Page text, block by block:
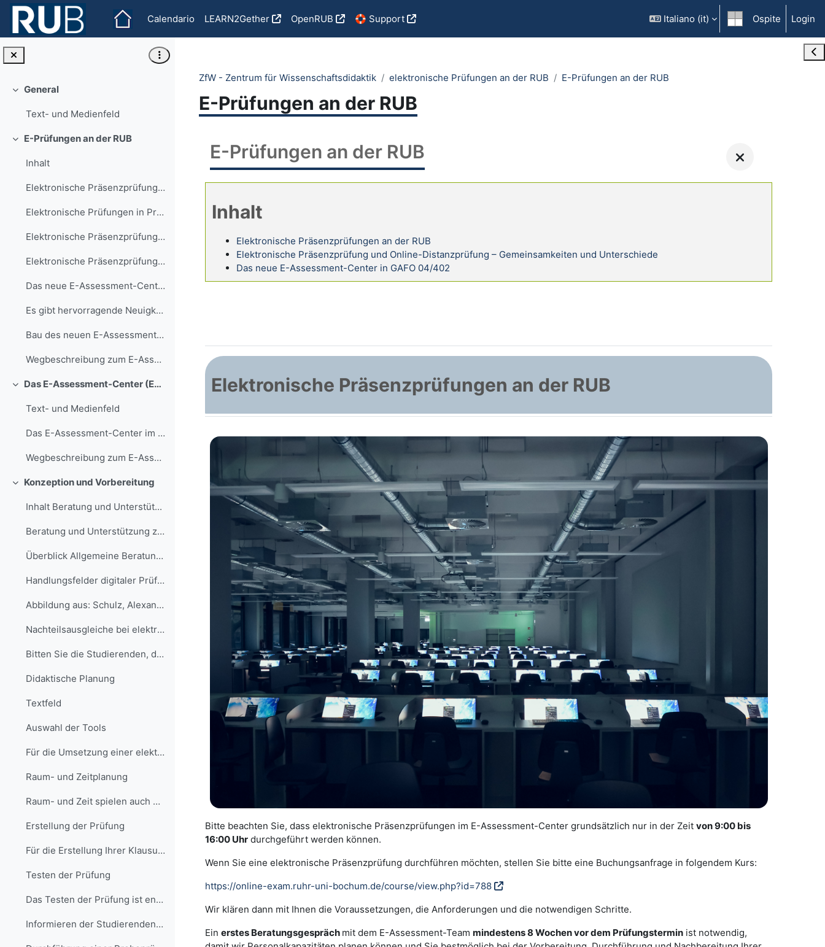
Vai al contenuto principale
Calendario
LEARN2Gether OpenRUB 🛟 Support Italiano ‎(it)‎ Ospite Login
Minimizza
General
Text- und Medienfeld
Minimizza
E-Prüfungen an der RUB
Inhalt
Elektronische Präsenzprüfungen
Elektronische Prüfungen in Präsenz
Elektronische Präsenzprüfungen und&nbs...
Elektronische Präsenzprüfungen und Online-Di...
Das neue E-Assessment-Center in GAFO 04/402
Es gibt hervorragende Neuigkeiten, denn die besteh...
Bau des neuen E-Assessment-Centers in GAFO 04
Wegbeschreibung zum E-Assessment-Center
Minimizza Das E-Assessment-Center (EAC)
Text- und Medienfeld
Das E-Assessment-Center im Überblick 250 Prüfungsp...
Wegbeschreibung zum E-Assessment-Center
Minimizza
Konzeption und Vorbereitung
Inhalt Beratung und Unterstüt...
Beratung und Unterstützung zur Konzeption un...
Überblick Allgemeine Beratung zu ...
Handlungsfelder digitaler Prüfungen: Recht, ...
Abbildung aus: Schulz, Alexander (2021): Handlun...
Nachteilsausgleiche bei elektronischen Prüfu...
Bitten Sie die Studierenden, denen Nachteils...
Didaktische Planung
Textfeld
Auswahl der Tools
Für die Umsetzung einer elektronischen Klaus...
Raum- und Zeitplanung
Raum- und Zeit spielen auch bei elektronisch...
Erstellung der Prüfung
Für die Erstellung Ihrer Klausur bietet Ih...
Testen der Prüfung
Das Testen der Prüfung ist entscheidend, um ...
Informieren der Studierenden über Prüfungsor...
ZfW - Zentrum für Wissenschaftsdidaktik elektronische Prüfungen an der RUB E-Prüfungen an der RUB
E-Prüfungen an der RUB
E-Prüfungen an der RUB
Inhalt
Elektronische Präsenzprüfungen an der RUB
Elektronische Präsenzprüfung und Online-Distanzprüfung – Gemeinsamkeiten und Unterschiede
Das neue E-Assessment-Center in GAFO 04/402
Elektronische Präsenzprüfungen an der RUB
Bitte beachten Sie, dass elektronische Präsenzprüfungen im E-Assessment-Center grundsätzlich nur in der Zeit von 9:00 bis
16:00 Uhr durchgeführt werden können.
Wenn Sie eine elektronische Präsenzprüfung durchführen möchten, stellen Sie bitte eine Buchungsanfrage in folgendem Kurs:
https://online-exam.ruhr-uni-bochum.de/course/view.php?id=788
Wir klären dann mit Ihnen die Voraussetzungen, die Anforderungen und die notwendigen Schritte.
Ein erstes Beratungsgespräch mit dem E-Assessment-Team mindestens 8 Wochen vor dem Prüfungstermin ist notwendig,